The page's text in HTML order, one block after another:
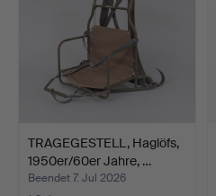
TRAGEGESTELL, Haglöfs,
1950er/60er Jahre, …
Beendet 7. Jul 2026